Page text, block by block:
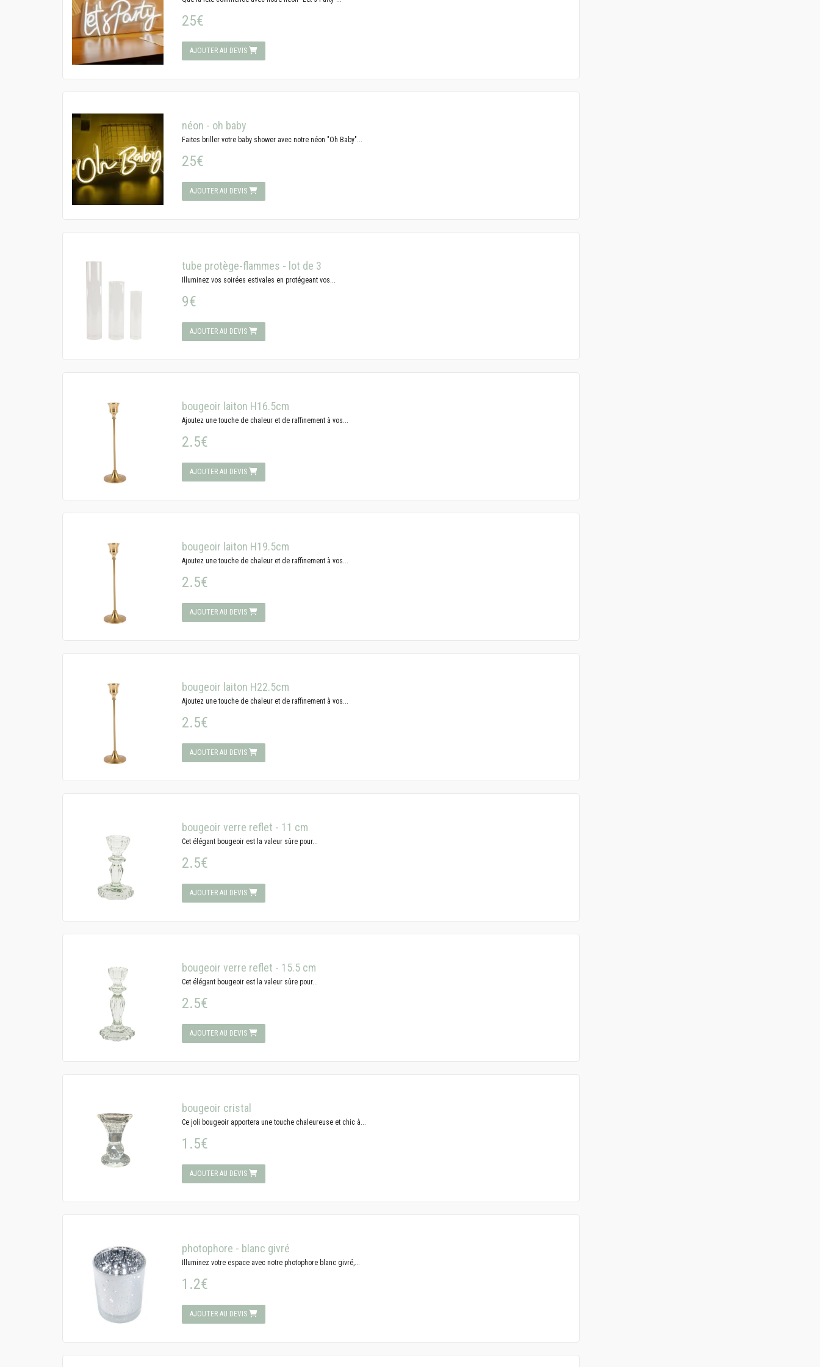
25€
AJOUTER AU DEVIS
néon - oh baby
Faites briller votre baby shower avec notre néon "Oh Baby"...
25€
AJOUTER AU DEVIS
tube protège-flammes - lot de 3
Illuminez vos soirées estivales en protégeant vos...
9€
AJOUTER AU DEVIS
bougeoir laiton H16.5cm
Ajoutez une touche de chaleur et de raffinement à vos...
2.5€
AJOUTER AU DEVIS
bougeoir laiton H19.5cm
Ajoutez une touche de chaleur et de raffinement à vos...
2.5€
AJOUTER AU DEVIS
bougeoir laiton H22.5cm
Ajoutez une touche de chaleur et de raffinement à vos...
2.5€
AJOUTER AU DEVIS
bougeoir verre reflet - 11 cm
Cet élégant bougeoir est la valeur sûre pour...
2.5€
AJOUTER AU DEVIS
bougeoir verre reflet - 15.5 cm
Cet élégant bougeoir est la valeur sûre pour...
2.5€
AJOUTER AU DEVIS
bougeoir cristal
Ce joli bougeoir apportera une touche chaleureuse et chic à...
1.5€
AJOUTER AU DEVIS
photophore - blanc givré
Illuminez votre espace avec notre photophore blanc givré,...
1.2€
AJOUTER AU DEVIS